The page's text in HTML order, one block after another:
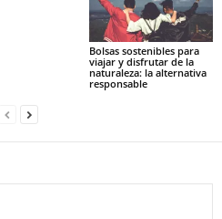
Bolsas sostenibles para
viajar y disfrutar de la
naturaleza: la alternativa
responsable